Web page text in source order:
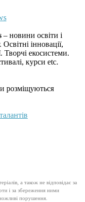
– новини освіти і
інновації,
Творчі екосистеми.
курси etc.
розміщуються
а також не відповідає за
і за збереження ними
порушення.